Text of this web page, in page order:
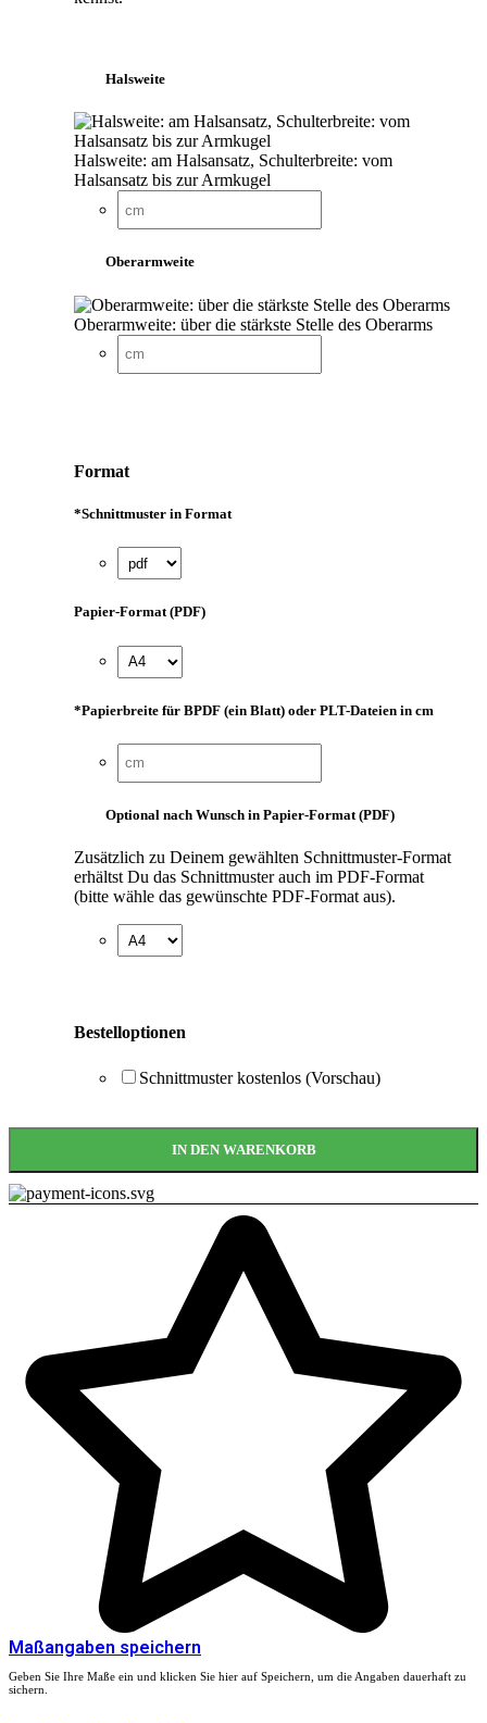
Halsweite
Halsweite: am Halsansatz, Schulterbreite: vom
Halsansatz bis zur Armkugel
Oberarmweite
Oberarmweite: über die stärkste Stelle des Oberarms
Format
*Schnittmuster in Format
Papier-Format (PDF)
*Papierbreite für BPDF (ein Blatt) oder PLT-Dateien in cm
Optional nach Wunsch in Papier-Format (PDF)
Zusätzlich zu Deinem gewählten Schnittmuster-Format
erhältst Du das Schnittmuster auch im PDF-Format
(bitte wähle das gewünschte PDF-Format aus).
Bestelloptionen
Schnittmuster kostenlos (Vorschau)
IN DEN WARENKORB
Maßangaben speichern
Geben Sie Ihre Maße ein und klicken Sie hier auf Speichern, um die Angaben dauerhaft zu
sichern.